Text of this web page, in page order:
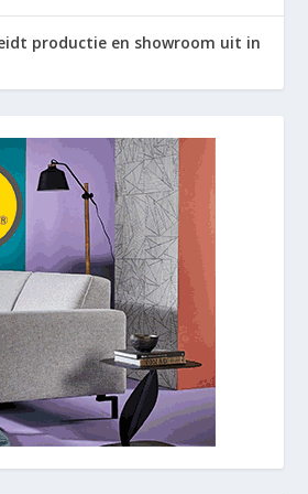
productie en showroom uit in